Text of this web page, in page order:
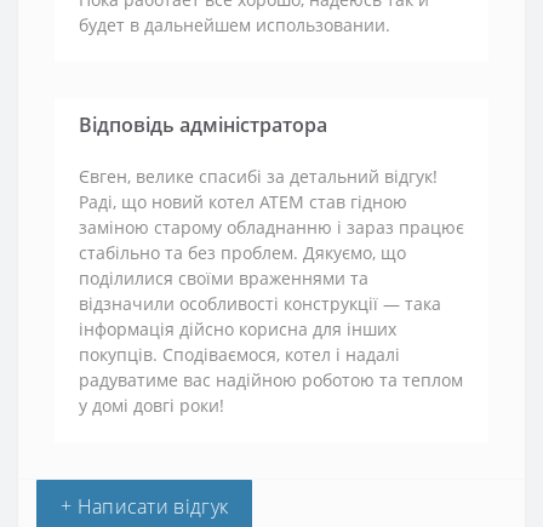
будет в дальнейшем использовании.
Відповідь адміністратора
Євген, велике спасибі за детальний відгук!
Раді, що новий котел АТЕМ став гідною
заміною старому обладнанню і зараз працює
стабільно та без проблем. Дякуємо, що
поділилися своїми враженнями та
відзначили особливості конструкції — така
інформація дійсно корисна для інших
покупців. Сподіваємося, котел і надалі
радуватиме вас надійною роботою та теплом
у домі довгі роки!
+ Написати відгук